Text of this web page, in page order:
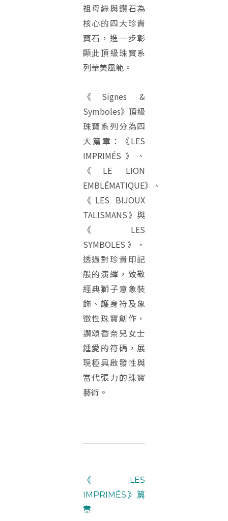
祖母綠與鑽石為
核心的四大珍貴
寶石，進一步彰
顯此頂級珠寶系
列華美風範。
《Signes &
Symboles》頂級
珠寶系列分為四
大篇章：《LES
IMPRIMÉS》、
《LE LION
EMBLÉMATIQUE》、
《LES BIJOUX
TALISMANS》與
《LES
SYMBOLES》，
透過對珍貴印記
般的演繹，致敬
經典獅子意象裝
飾、護身符及象
徵性珠寶創作，
讚頌香奈兒女士
鍾愛的符碼，展
現極具啟發性與
當代張力的珠寶
藝術。
《LES
IMPRIMÉS》篇
章